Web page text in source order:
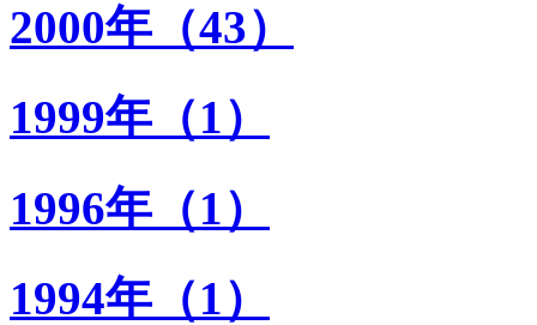
2000年（43）
1999年（1）
1996年（1）
1994年（1）